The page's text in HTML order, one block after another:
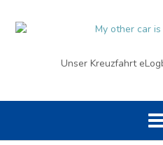
Unser Kreuzfahrt